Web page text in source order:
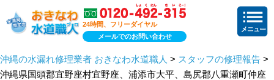
24時間、フリーダイヤル
メールでのお問い合わせ
沖縄の水漏れ修理業者 おきなわ水道職人 > スタッフの修理報告 >
沖縄県国頭郡宜野座村宜野座、浦添市大平、島尻郡八重瀬町仲座